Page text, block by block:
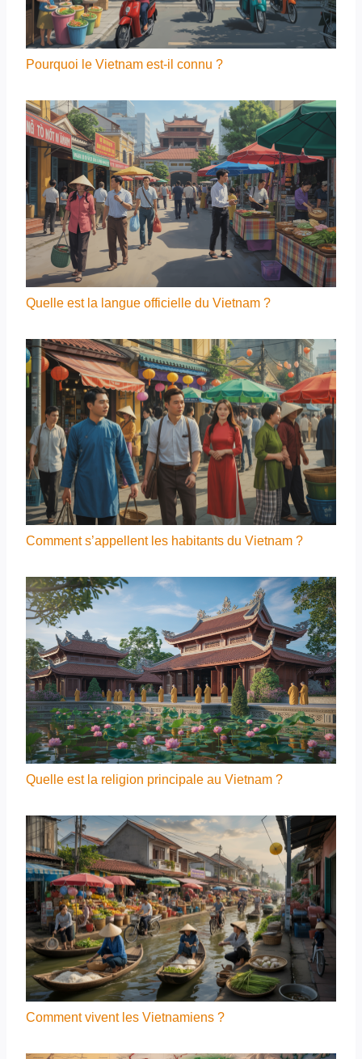
Pourquoi le Vietnam est-il connu ?
Quelle est la langue officielle du Vietnam ?
Comment s’appellent les habitants du Vietnam ?
Quelle est la religion principale au Vietnam ?
Comment vivent les Vietnamiens ?